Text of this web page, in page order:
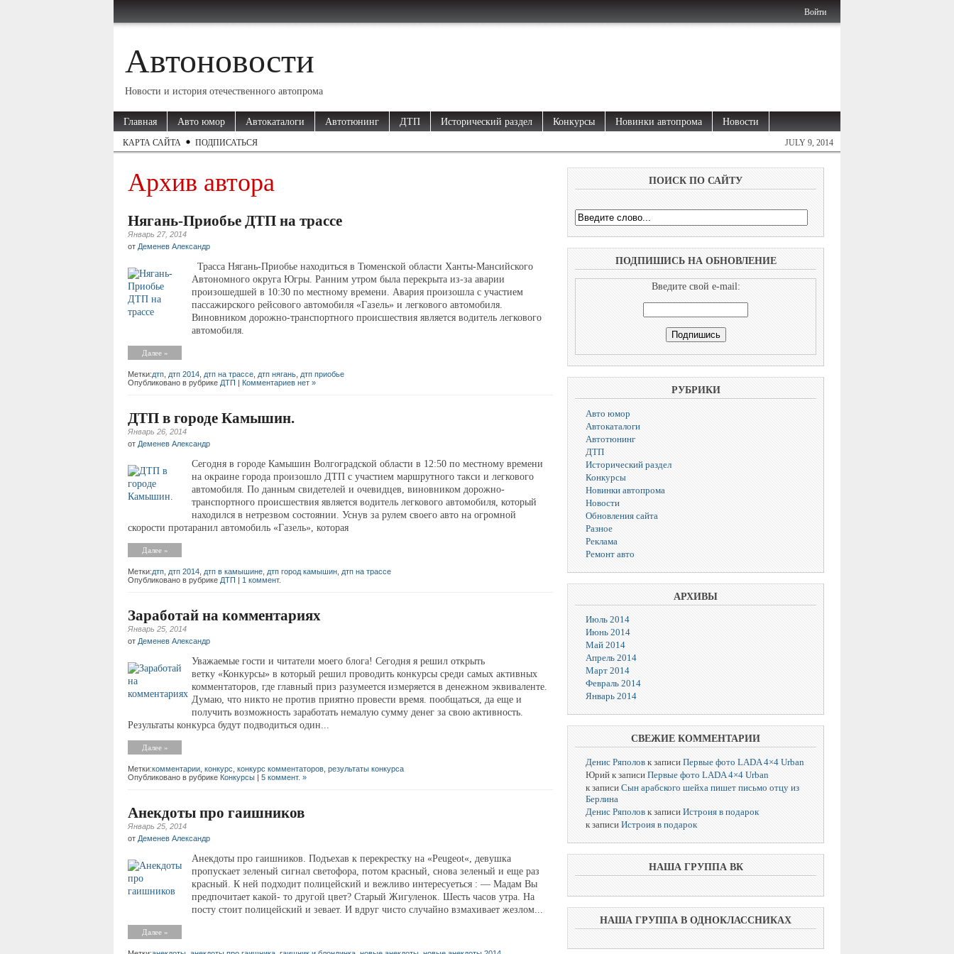
Войти
Автоновости
Новости и история отечественного автопрома
Главная Авто юмор Автокаталоги Автотюнинг ДТП Исторический раздел Конкурсы Новинки автопрома Новости
КАРТА САЙТА ПОДПИСАТЬСЯ JULY 9, 2014
Архив автора
Нягань-Приобье ДТП на трассе
Январь 27, 2014
от Деменев Александр
Трасса Нягань-Приобье находиться в Тюменской области Ханты-Мансийского
Автономного округа Югры. Ранним утром была перекрыта из-за аварии
произошедшей в 10:30 по местному времени. Авария произошла с участием
пассажирского рейсового автомобиля «Газель» и легкового автомобиля.
Виновником дорожно-транспортного происшествия является водитель легкового
автомобиля.
Далее »
Метки:дтп дтп 2014 дтп на трассе дтп нягань дтп приобье
Опубликовано в рубрике ДТП | Комментариев нет »
ДТП в городе Камышин.
Январь 26, 2014
от Деменев Александр
Сегодня в городе Камышин Волгоградской области в 12:50 по местному времени
на окраине города произошло ДТП с участием маршрутного такси и легкового
автомобиля. По данным свидетелей и очевидцев, виновником дорожно-
транспортного происшествия является водитель легкового автомобиля, который
находился в нетрезвом состоянии. Уснув за рулем своего авто на огромной
скорости протаранил автомобиль «Газель», которая
Далее »
Метки:дтп дтп 2014 дтп в камышине дтп город камышин дтп на трассе
Опубликовано в рубрике ДТП | 1 коммент.
Заработай на комментариях
Январь 25, 2014
от Деменев Александр
Уважаемые гости и читатели моего блога! Сегодня я решил открыть
ветку «Конкурсы» в который решил проводить конкурсы среди самых активных
комментаторов, где главный приз разумеется измеряется в денежном эквиваленте.
Думаю, что никто не против приятно провести время. пообщаться, да еще и
получить возможность заработать немалую сумму денег за свою активность.
Результаты конкурса будут подводиться один...
Далее »
Метки:комментарии конкурс конкурс комментаторов результаты конкурса
Опубликовано в рубрике Конкурсы | 5 коммент. »
Анекдоты про гаишников
Январь 25, 2014
от Деменев Александр
Анекдоты про гаишников. Подъехав к перекрестку на «Peugeot«, девушка
пропускает зеленый сигнал светофора, потом красный, снова зеленый и еще раз
красный. К ней подходит полицейский и вежливо интересуеться : — Мадам Вы
предпочитает какой- то другой цвет? Старый Жигуленок. Шесть часов утра. На
посту стоит полицейский и зевает. И вдруг чисто случайно взмахивает жезлом...
Далее »
ПОИСК ПО САЙТУ
ПОДПИШИСЬ НА ОБНОВЛЕНИЕ
Введите свой e-mail:
РУБРИКИ
Авто юмор
Автокаталоги
Автотюнинг
ДТП
Исторический раздел
Конкурсы
Новинки автопрома
Новости
Обновления сайта
Разное
Реклама
Ремонт авто
АРХИВЫ
Июль 2014
Июнь 2014
Май 2014
Апрель 2014
Март 2014
Февраль 2014
Январь 2014
СВЕЖИЕ КОММЕНТАРИИ
Денис Ряполов к записи Первые фото LADA 4×4 Urban
Юрий к записи Первые фото LADA 4×4 Urban
к записи Сын арабского шейха пишет письмо отцу из
Берлина
Денис Ряполов к записи Истроия в подарок
к записи Истроия в подарок
НАША ГРУППА ВК
НАША ГРУППА В ОДНОКЛАССНИКАХ